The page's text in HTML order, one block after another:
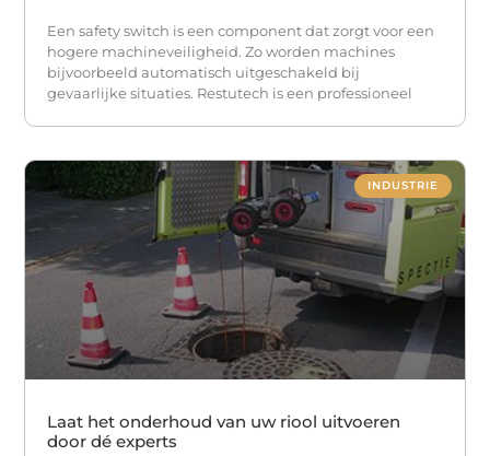
Een safety switch is een component dat zorgt voor een
hogere machineveiligheid. Zo worden machines
bijvoorbeeld automatisch uitgeschakeld bij
gevaarlijke situaties. Restutech is een professioneel
INDUSTRIE
Laat het onderhoud van uw riool uitvoeren
door dé experts